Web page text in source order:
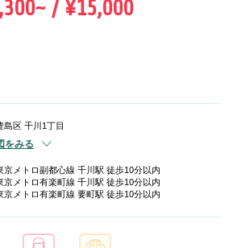
/ ¥15,000
島区 千川1丁目
をみる
京メトロ副都心線 千川駅 徒歩10分以内
京メトロ有楽町線 千川駅 徒歩10分以内
京メトロ有楽町線 要町駅 徒歩10分以内